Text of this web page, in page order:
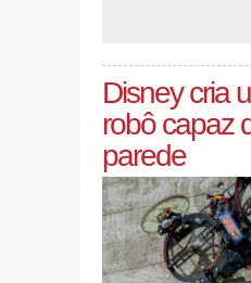
Disney cria
robô capaz
parede